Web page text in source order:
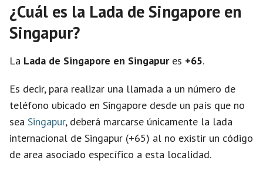
¿Cuál es la Lada de Singapore en
Singapur?
La Lada de Singapore en Singapures +65.
Es decir, para realizar una llamada a un número de
teléfono ubicado en Singapore desde un país que no
sea Singapur, deberá marcarse únicamente la lada
internacional de Singapur (+65) al no existir un código
de area asociado específico a esta localidad.